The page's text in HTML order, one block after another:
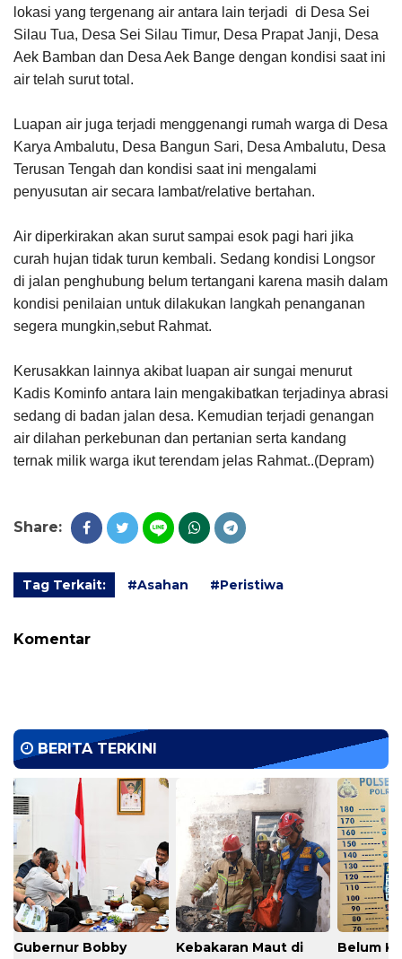
lokasi yang tergenang air antara lain terjadi di Desa Sei
Silau Tua, Desa Sei Silau Timur, Desa Prapat Janji, Desa
Aek Bamban dan Desa Aek Bange dengan kondisi saat ini
air telah surut total.
Luapan air juga terjadi menggenangi rumah warga di Desa
Karya Ambalutu, Desa Bangun Sari, Desa Ambalutu, Desa
Terusan Tengah dan kondisi saat ini mengalami
penyusutan air secara lambat/relative bertahan.
Air diperkirakan akan surut sampai esok pagi hari jika
curah hujan tidak turun kembali. Sedang kondisi Longsor
di jalan penghubung belum tertangani karena masih dalam
kondisi penilaian untuk dilakukan langkah penanganan
segera mungkin,sebut Rahmat.
Kerusakkan lainnya akibat luapan air sungai menurut
Kadis Kominfo antara lain mengakibatkan terjadinya abrasi
sedang di badan jalan desa. Kemudian terjadi genangan
air dilahan perkebunan dan pertanian serta kandang
ternak milik warga ikut terendam jelas Rahmat..(Depram)
Share:
Tag Terkait: #Asahan #Peristiwa
Komentar
BERITA TERKINI
Gubernur Bobby
Kebakaran Maut di
Belum